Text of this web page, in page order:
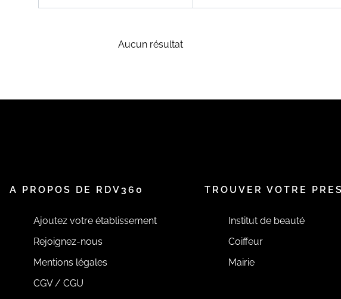
Aucun résultat
A PROPOS DE RDV360
Ajoutez votre établissement
Rejoignez-nous
Mentions légales
CGV / CGU
TROUVER VOTRE
Institut de beauté
Coiffeur
Mairie